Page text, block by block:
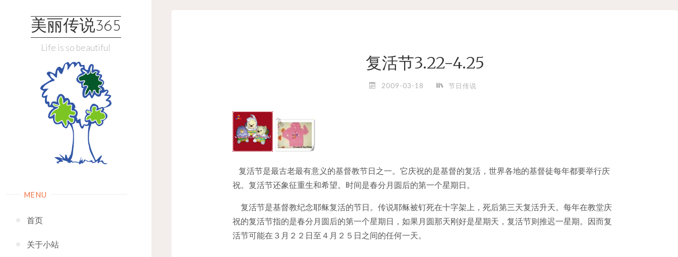
美丽传说365
Life is so beautiful
MENU
首页
关于小站
复活节3.22-4.25
2009-03-18 节日传说
复活节是最古老最有意义的基督教节日之一。它庆祝的是基督的复活，世界各地的基督徒每年都要举行庆
祝。复活节还象征重生和希望。时间是春分月圆后的第一个星期日。
复活节是基督教纪念耶稣复活的节日。传说耶稣被钉死在十字架上，死后第三天复活升天。每年在教堂庆
祝的复活节指的是春分月圆后的第一个星期日，如果月圆那天刚好是星期天，复活节则推迟一星期。因而复
活节可能在３月２２日至４月２５日之间的任何一天。